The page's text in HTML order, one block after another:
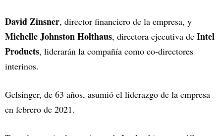
David Zinsner, director financiero de la empresa, y
Michelle Johnston Holthaus, directora ejecutiva de Intel
Products, liderarán la compañía como co-directores
interinos.
Gelsinger, de 63 años, asumió el liderazgo de la empresa
en febrero de 2021.